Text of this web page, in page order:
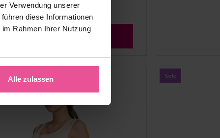
Verwendung unserer
diese Informationen
Rahmen Ihrer Nutzung
Alle zulassen
Alle Bewertungen sehen